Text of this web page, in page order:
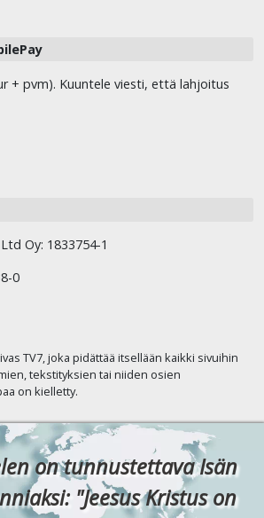
+ pvm). Kuuntele viesti, että lahjoitus
Oy: 1833754-1
0
TV7, joka pidättää itsellään kaikki sivuihin
tekstityksien tai niiden osien
on kielletty.
on tunnustettava Isän
"Jeesus Kristus on